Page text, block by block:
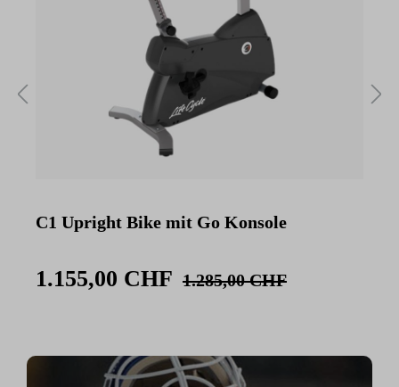
C1 Upright Bike mit Go Konsole
1.155,00 CHF 1.285,00 CHF